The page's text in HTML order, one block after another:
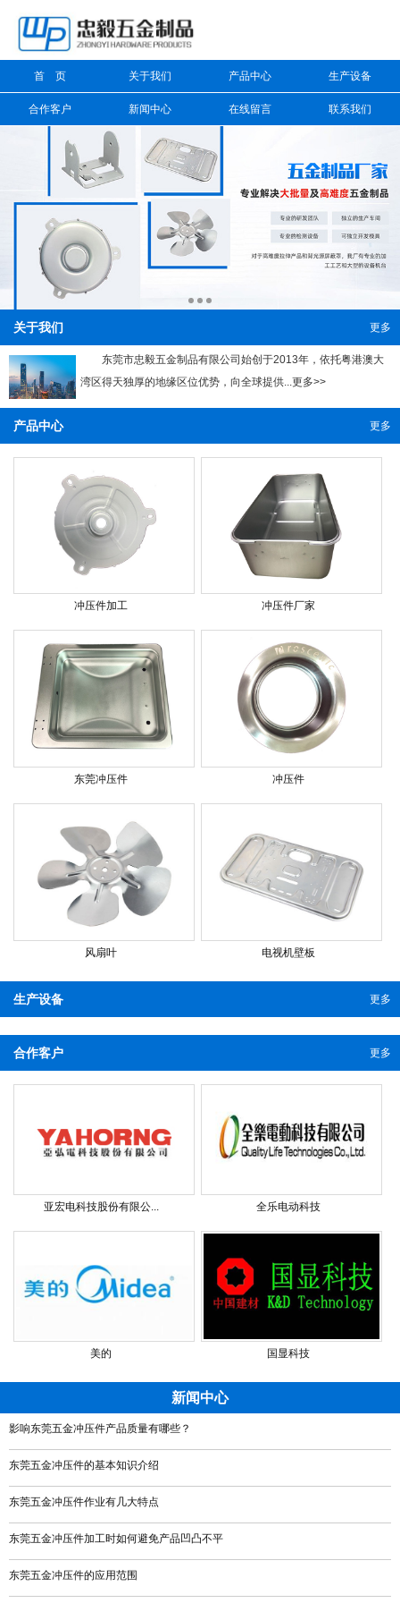
首 页 关于我们 产品中心 生产设备
合作客户 新闻中心 在线留言 联系我们
更多
关于我们
东莞市忠毅五金制品有限公司始创于2013年，依托粤港澳大
湾区得天独厚的地缘区位优势，向全球提供...更多>>
更多
产品中心
冲压件加工 冲压件厂家
东莞冲压件 冲压件
风扇叶 电视机壁板
更多
生产设备
更多
合作客户
亚宏电科技股份有限公... 全乐电动科技
美的 国显科技
新闻中心
影响东莞五金冲压件产品质量有哪些？
东莞五金冲压件的基本知识介绍
东莞五金冲压件作业有几大特点
东莞五金冲压件加工时如何避免产品凹凸不平
东莞五金冲压件的应用范围
搜索